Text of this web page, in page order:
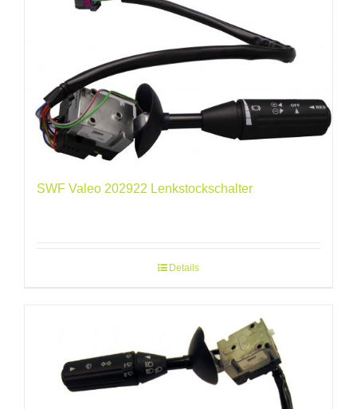
SWF Valeo 202922 Lenkstockschalter
Details